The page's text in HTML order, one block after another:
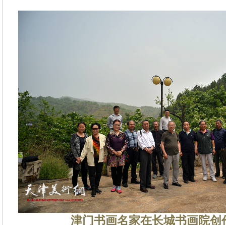
津门书画名家在长城书画院创